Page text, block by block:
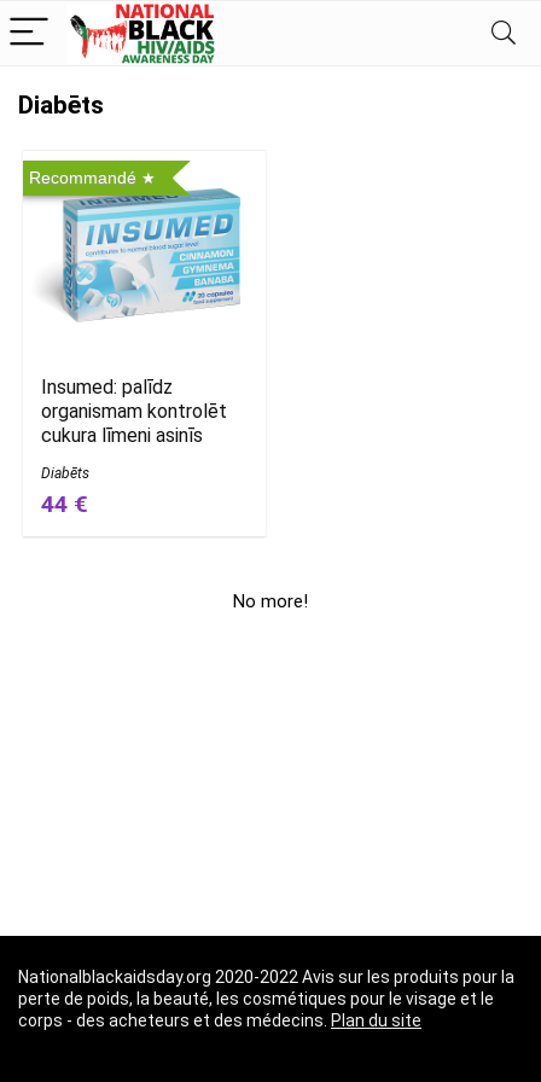
Diabēts
Recommandé
Insumed: palīdz
organismam kontrolēt
cukura līmeni asinīs
Diabēts
44 €
No more!
Nationalblackaidsday.org 2020-2022 Avis sur les produits pour la
perte de poids, la beauté, les cosmétiques pour le visage et le
corps - des acheteurs et des médecins. Plan du site